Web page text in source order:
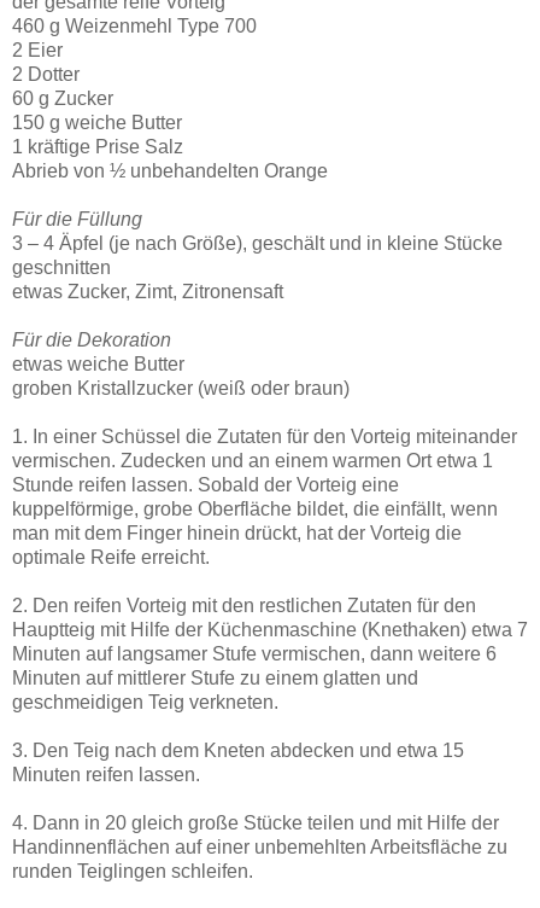
460 g Weizenmehl Type 700
2 Eier
2 Dotter
60 g Zucker
150 g weiche Butter
1 kräftige Prise Salz
Abrieb von ½ unbehandelten Orange
Für die Füllung
3 – 4 Äpfel (je nach Größe), geschält und in kleine Stücke
geschnitten
etwas Zucker, Zimt, Zitronensaft
Für die Dekoration
etwas weiche Butter
groben Kristallzucker (weiß oder braun)
1. In einer Schüssel die Zutaten für den Vorteig miteinander
vermischen. Zudecken und an einem warmen Ort etwa 1
Stunde reifen lassen. Sobald der Vorteig eine
kuppelförmige, grobe Oberfläche bildet, die einfällt, wenn
man mit dem Finger hinein drückt, hat der Vorteig die
optimale Reife erreicht.
2. Den reifen Vorteig mit den restlichen Zutaten für den
Hauptteig mit Hilfe der Küchenmaschine (Knethaken) etwa 7
Minuten auf langsamer Stufe vermischen, dann weitere 6
Minuten auf mittlerer Stufe zu einem glatten und
geschmeidigen Teig verkneten.
3. Den Teig nach dem Kneten abdecken und etwa 15
Minuten reifen lassen.
4. Dann in 20 gleich große Stücke teilen und mit Hilfe der
Handinnenflächen auf einer unbemehlten Arbeitsfläche zu
runden Teiglingen schleifen.